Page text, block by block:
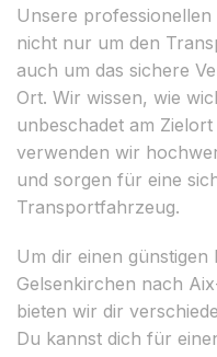
Unsere
nicht nur um den
auch um das sichere
Ort. Wir wissen, wie
unbeschadet am
verwenden wir
und sorgen für eine
Transportfahrzeug.
Um dir einen
Gelsenkirchen nach
bieten wir dir
Du kannst dich für